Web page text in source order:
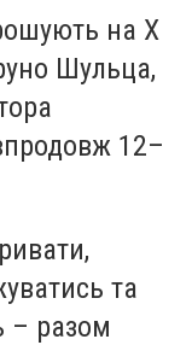
на Х
Шульца,
12–
та
– разом